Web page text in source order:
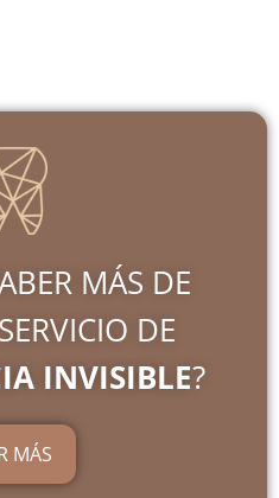
MÁS DE
DE
INVISIBLE?
MÁS